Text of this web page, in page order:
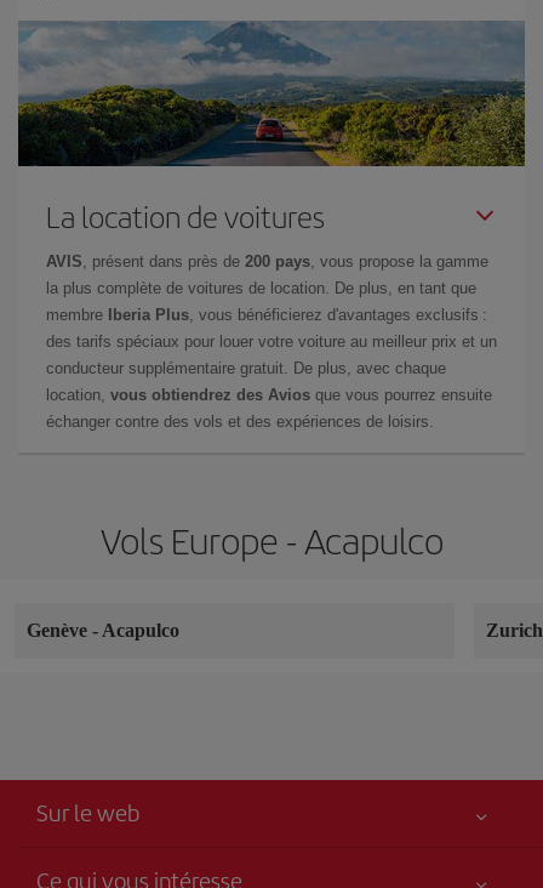
La location de voitures
AVIS , présent dans près de 200 pays , vous propose la gamme
la plus complète de voitures de location. De plus, en tant que
membre
Iberia Plus , vous bénéficierez d'avantages exclusifs :
des tarifs spéciaux pour louer votre voiture au meilleur prix et un
conducteur supplémentaire gratuit. De plus, avec chaque
location, vous obtiendrez des Avios que vous pourrez ensuite
échanger contre des vols et des expériences de loisirs.
Vols Europe - Acapulco
Genève - Acapulco
Sur le web
Ce qui vous intéresse